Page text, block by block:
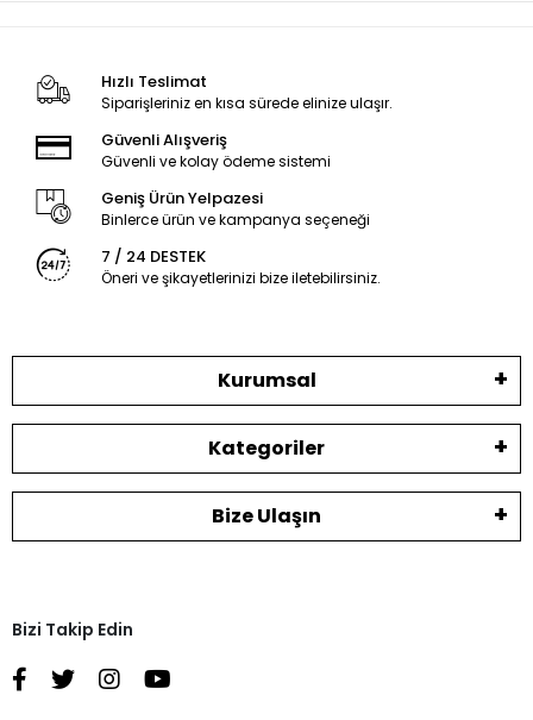
Hızlı Teslimat
Siparişleriniz en kısa sürede elinize ulaşır.
Güvenli Alışveriş
Güvenli ve kolay ödeme sistemi
Geniş Ürün Yelpazesi
Binlerce ürün ve kampanya seçeneği
7 / 24 DESTEK
Öneri ve şikayetlerinizi bize iletebilirsiniz.
Kurumsal
Kategoriler
Bize Ulaşın
Bizi Takip Edin